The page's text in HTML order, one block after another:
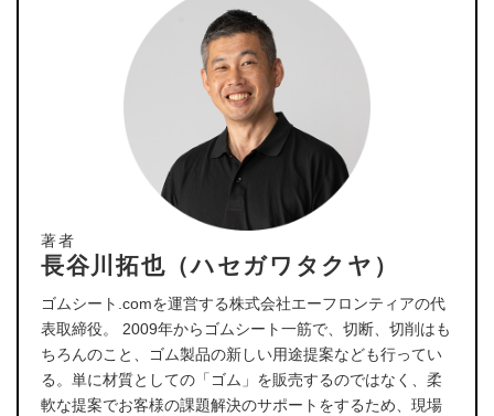
著者
長谷川拓也（ハセガワタクヤ）
ゴムシート.comを運営する株式会社エーフロンティアの代
表取締役。 2009年からゴムシート一筋で、切断、切削はも
ちろんのこと、ゴム製品の新しい用途提案なども行ってい
る。単に材質としての「ゴム」を販売するのではなく、柔
軟な提案でお客様の課題解決のサポートをするため、現場